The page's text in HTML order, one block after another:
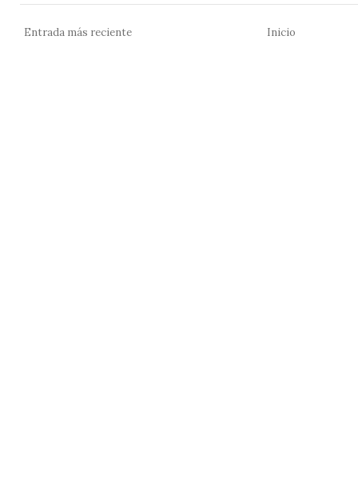
Entrada más reciente Inicio